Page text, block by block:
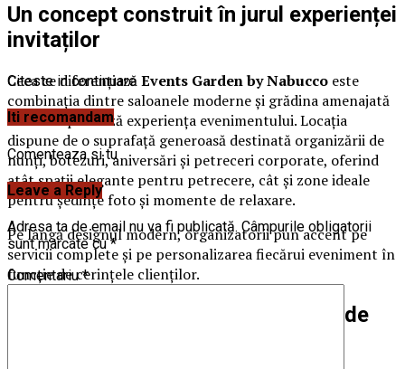
Un concept construit în jurul experienței
invitaților
Ceea ce diferențiazăEvents Garden by Nabucco este
combinația dintre saloanele moderne și grădina amenajată
care completează experiența evenimentului. Locația
dispune de o suprafață generoasă destinată organizării de
nunți, botezuri, aniversări și petreceri corporate, oferind
atât spații elegante pentru petrecere, cât și zone ideale
pentru ședințe foto și momente de relaxare.
Pe lângă designul modern, organizatorii pun accent pe
servicii complete și pe personalizarea fiecărui eveniment în
funcție de cerințele clienților.
Saloane adaptate diferitelor tipuri de
Citeste in continuare
Iti recomandam
Comenteaza si tu
Leave a Reply
Adresa ta de email nu va fi publicată. Câmpurile obligatorii
sunt marcate cu*
Comentariu*